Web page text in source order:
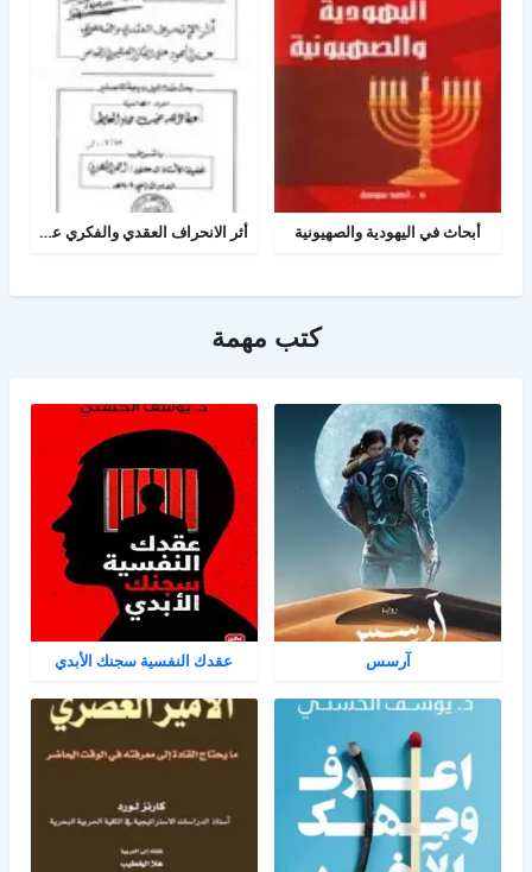
أبحاث في اليهودية والصهيونية أثر الانحراف العقدي والفكري عند اليهود على الفكر الصهيوني المعاصر
كتب مهمة
آرسس عقدك النفسية سجنك الأبدي